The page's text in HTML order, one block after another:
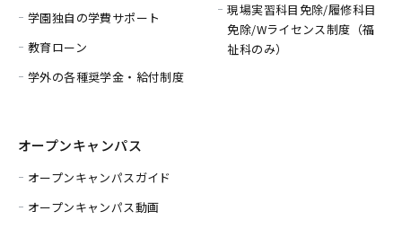
学園独自の学費サポート
教育ローン
学外の各種奨学金・給付制度
現場実習科目免除/履修科目
免除/Wライセンス制度（福
祉科のみ）
オープンキャンパス
オープンキャンパスガイド
オープンキャンパス動画